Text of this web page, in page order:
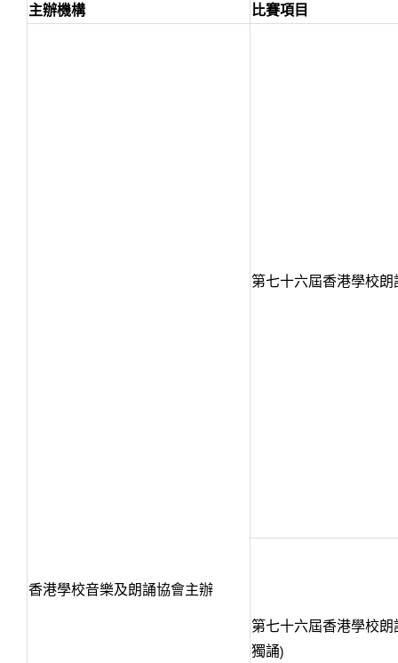
主辦機構 比賽項目
香港學校音樂及朗誦協會主辦
第七十六屆香港學校朗
第七十六屆香港學校朗
獨誦)